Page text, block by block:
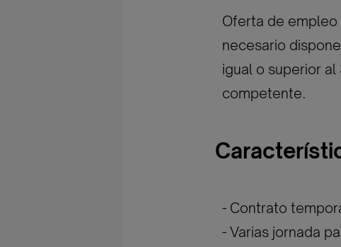
Oferta de empleo
necesario
igual o superior
competente.
- Contrato
- Varias jornada